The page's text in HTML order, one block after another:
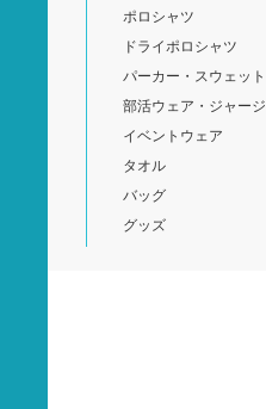
ポロシャツ
ドライポロシャツ
パーカー・スウェット
部活ウェア・ジャージ
イベントウェア
タオル
バッグ
グッズ